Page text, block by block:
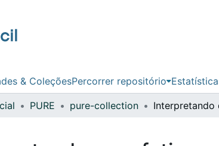
& ColeçõesPercorrer repositório
PURE pure-collection